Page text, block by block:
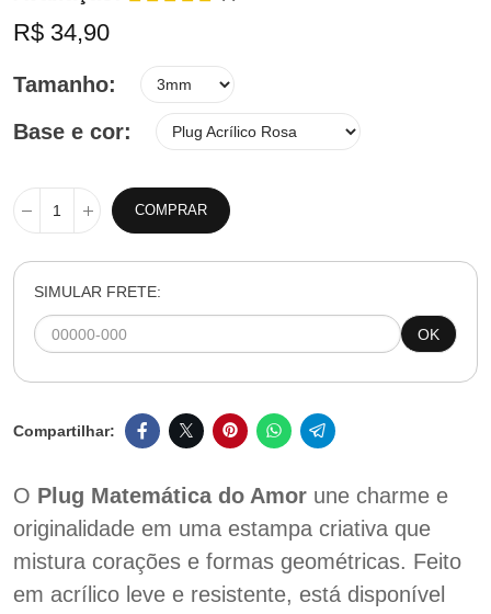
R$ 34,90
Tamanho
Base e cor
COMPRAR
SIMULAR FRETE:
OK
O Plug Matemática do Amor une charme e
originalidade em uma estampa criativa que
mistura corações e formas geométricas. Feito
em acrílico leve e resistente, está disponível